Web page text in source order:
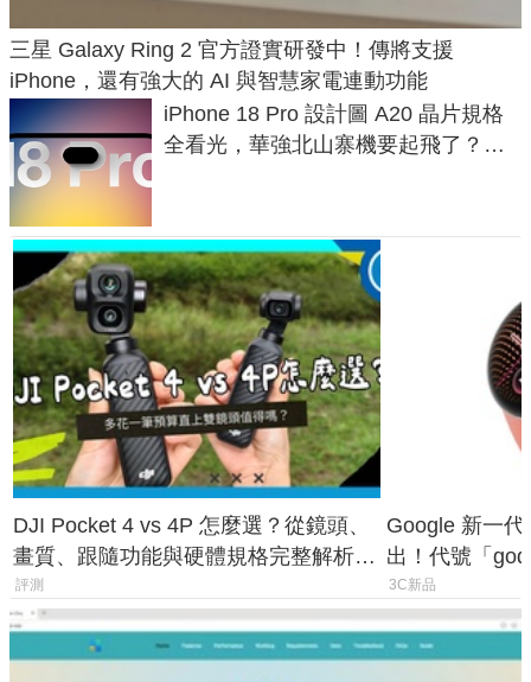
三星 Galaxy Ring 2 官方證實研發中！傳將支援
iPhone，還有強大的 AI 與智慧家電連動功能
iPhone 18 Pro 設計圖 A20 晶片規格
全看光，華強北山寨機要起飛了？專
DJI Pocket 4 vs 4P 怎麼選？從鏡頭、
畫質、跟隨功能與硬體規格完整解析，
一次看懂兩台差異
評測
Google 新一
出！代號「
鎖定 AI 應用
3C新品